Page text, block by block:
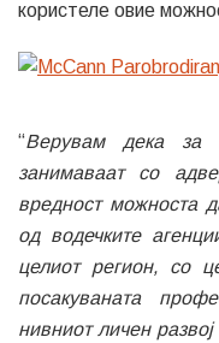
користеле овие
“Верувам дека за
занимаваат со
вредност можноста
од водечките
целиот регион, со
посакуваната
нивниот личен